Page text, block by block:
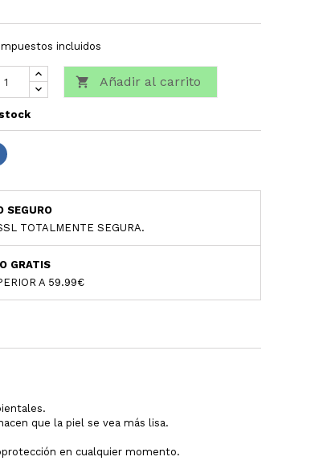
incluidos
 Añadir al carrito
SEGURO
TOTALMENTE SEGURA.
GRATIS
A 59.99€
que la piel se vea más lisa.
en cualquier momento.